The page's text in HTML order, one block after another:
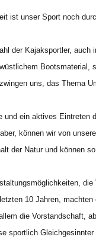
ist unser Sport noch
der Kajaksportler,
uns, das Thema
und ein aktives
können wir von
der Natur und können
10 Jahren,
die Vorstandschaft,
sportlich